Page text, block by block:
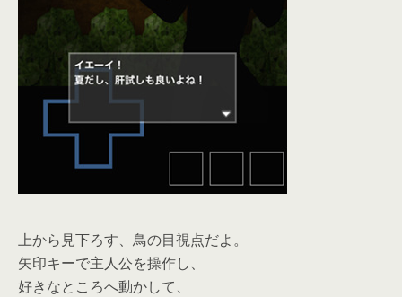
上から見下ろす、鳥の目視点だよ。
矢印キーで主人公を操作し、
好きなところへ動かして、